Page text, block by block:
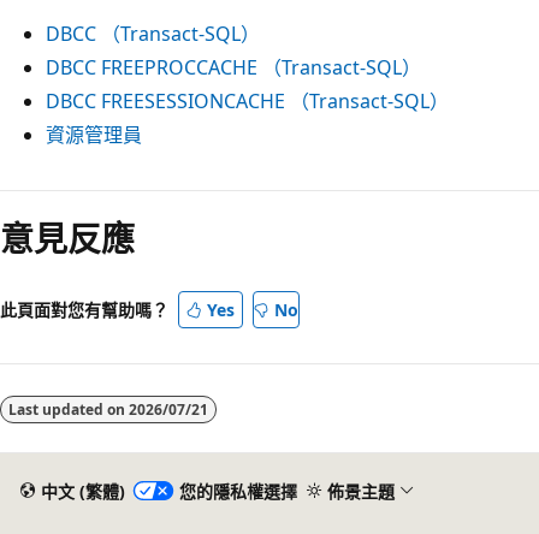
DBCC （Transact-SQL）
DBCC FREEPROCCACHE （Transact-SQL）
DBCC FREESESSIONCACHE （Transact-SQL）
資源管理員
閱
讀
模
已
意見反應
此頁面對您有幫助嗎？ Yes No
Last updated on 2026/07/21
中文 (繁體) 您的隱私權選擇 佈景主題